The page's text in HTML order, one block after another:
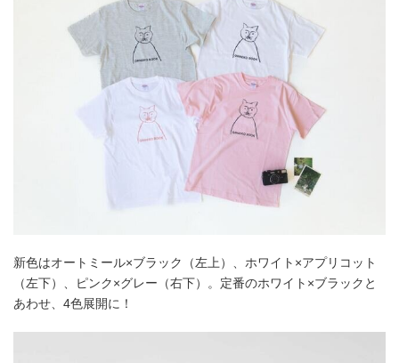
新色はオートミール×ブラック（左上）、ホワイト×アプリコット
（左下）、ピンク×グレー（右下）。定番のホワイト×ブラックと
あわせ、4色展開に！